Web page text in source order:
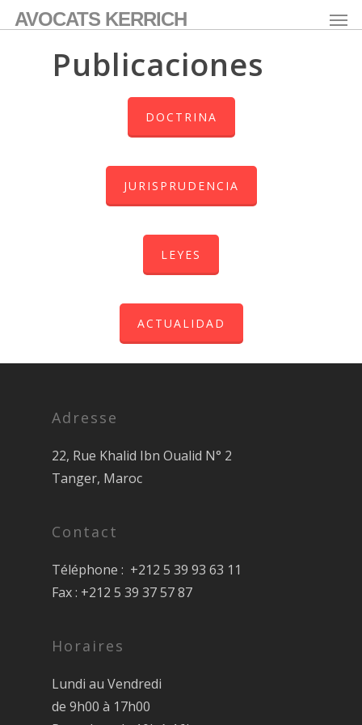
AVOCATS KERRICH
Publicaciones
DOCTRINA
JURISPRUDENCIA
LEYES
ACTUALIDAD
Adresse
22, Rue Khalid Ibn Oualid N° 2
Tanger, Maroc
Contact
Téléphone : +212 5 39 93 63 11
Fax : +212 5 39 37 57 87
Horaires
Lundi au Vendredi
de 9h00 à 17h00